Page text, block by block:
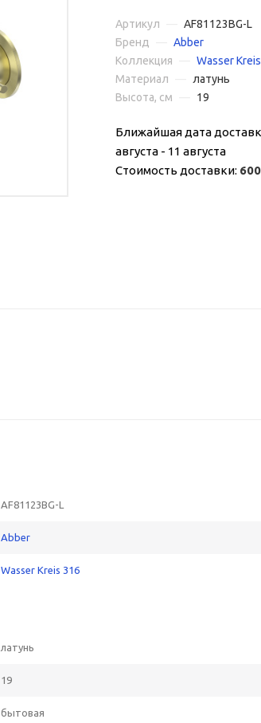
Артикул
AF81123BG-L
Бренд
Abber
Коллекция
Wasser
Материал
латунь
Высота, см
19
Ближайшая дата
августа - 11 августа
Стоимость доставки: 600
AF81123BG-L
Abber
Wasser Kreis 316
латунь
19
бытовая